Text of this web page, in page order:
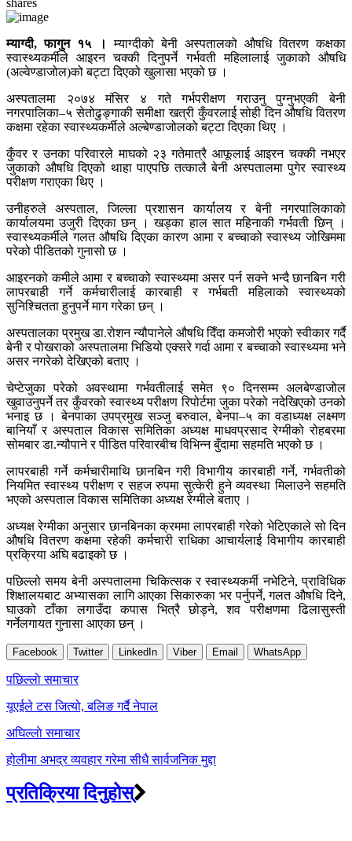
shares
म्याग्दी, फागुन १५ ।
म्याग्दीको बेनी अस्पतालको औषधि वितरण कक्षका
स्वास्थ्यकर्मीले आइरन चक्की दिनुपर्ने गर्भवती महिलालाई जुकाको औषधि
(अल्वेण्डाजोल)को बट्टा दिएको खुलासा भएको छ ।
अस्पतालमा २०७४ मंसिर ४ गते गर्भपरीक्षण गराउनु पुग्नुभएकी बेनी
नगरपालिका–५ सेतोढुङ्गाकी समीक्षा खत्री कुँवरलाई सोही दिन औषधि वितरण
कक्षमा रहेका स्वास्थ्यकर्मीले अल्बेण्डाजोलको बट्टा दिएका थिए ।
कुँवर र उनका परिवारले माघको २३ गतेमात्रै आफूलाई आइरन चक्की नभएर
जुकाको औषधि दिएको थाहा पाएपछि तत्कालै बेनी अस्पतालमा पुगेर स्वास्थ्य
परीक्षण गराएका थिए ।
उनीहरुले अस्पताल, जिल्ला प्रशासन कार्यालय र बेनी नगरपालिकाको
कार्यालयमा उजुरी दिएका छन् । खड्का हाल सात महिनाकी गर्भवती छिन् ।
स्वास्थ्यकर्मीले गलत औषधि दिएका कारण आमा र बच्चाको स्वास्थ्य जोखिममा
परेको पीडितको गुनासो छ ।
आइरनको कमीले आमा र बच्चाको स्वास्थ्यमा असर पर्न सक्ने भन्दै छानबिन गरी
लापरबाही गर्ने कर्मचारीलाई कारबाही र गर्भबती महिलाको स्वास्थ्यको
सुनिश्चितता हुनुपर्ने माग गरेका छन् ।
अस्पतालका प्रमुख डा.रोशन न्यौपानेले औषधि दिँदा कमजोरी भएको स्वीकार गर्दै
बेनी र पोखराको अस्पतालमा भिडियो एक्सरे गर्दा आमा र बच्चाको स्वास्थ्यमा भने
असर नगरेको देखिएको बताए ।
चेप्टेजुका परेको अवस्थामा गर्भवतीलाई समेत ९० दिनसम्म अलबेण्डाजोल
खुवाउनुपर्ने तर कुँवरको स्वास्थ्य परीक्षण रिपोर्टमा जुका परेको नदेखिएको उनको
भनाइ छ । बेनपाका उपप्रमुख सञ्जु बरुवाल, बेनपा–५ का वडाध्यक्ष लक्ष्मण
बानियाँ र अस्पताल विकास समितिका अध्यक्ष माधवप्रसाद रेग्मीको रोहबरमा
सोमबार डा.न्यौपाने र पीडित परिवारबीच विभिन्न बुँदामा सहमति भएको छ ।
लापरबाही गर्ने कर्मचारीमाथि छानबिन गरी विभागीय कारबाही गर्ने, गर्भवतीको
नियमित स्वास्थ्य परीक्षण र सहज रुपमा सुत्केरी हुने व्यवस्था मिलाउने सहमति
भएको अस्पताल विकास समितिका अध्यक्ष रेग्मीले बताए ।
अध्यक्ष रेग्मीका अनुसार छानबिनका क्रममा लापरबाही गरेको भेटिएकाले सो दिन
औषधि वितरण कक्षमा रहेकी कर्मचारी राधिका आचार्यलाई विभागीय कारबाही
प्रक्रिया अघि बढाइको छ ।
पछिल्लो समय बेनी अस्पतालमा चिकित्सक र स्वास्थ्यकर्मी नभेटिने, प्राविधिक
शिक्षालयबाट अभ्यासका लागि आएका सिकारुका भर पर्नुपर्ने, गलत औषधि दिने,
घाउको टाँका लगाउँदा कपास भित्रै छोड्ने, शव परीक्षणमा ढिलासुस्ती
गर्नेलगायत गुनासा आएका छन् ।
Facebook Twitter LinkedIn Viber Email WhatsApp
Post
navigation
पछिल्लाे समाचार
यूएईले टस जित्यो, बलिङ गर्दै नेपाल
अघिल्लाे समाचार
होलीमा अभद्र व्यवहार गरेमा सीधै सार्वजनिक मुद्दा
प्रतिक्रिया दिनुहोस्